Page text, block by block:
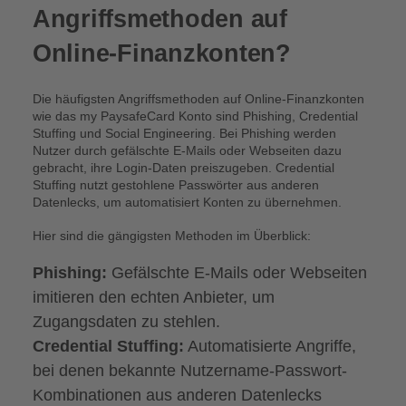
Angriffsmethoden auf
Online-Finanzkonten?
Die häufigsten Angriffsmethoden auf Online-Finanzkonten
wie das my PaysafeCard Konto sind Phishing, Credential
Stuffing und Social Engineering. Bei Phishing werden
Nutzer durch gefälschte E-Mails oder Webseiten dazu
gebracht, ihre Login-Daten preiszugeben. Credential
Stuffing nutzt gestohlene Passwörter aus anderen
Datenlecks, um automatisiert Konten zu übernehmen.
Hier sind die gängigsten Methoden im Überblick:
Phishing: Gefälschte E-Mails oder Webseiten
imitieren den echten Anbieter, um
Zugangsdaten zu stehlen.
Credential Stuffing: Automatisierte Angriffe,
bei denen bekannte Nutzername-Passwort-
Kombinationen aus anderen Datenlecks